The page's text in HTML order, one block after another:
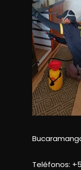
Teléfonos: